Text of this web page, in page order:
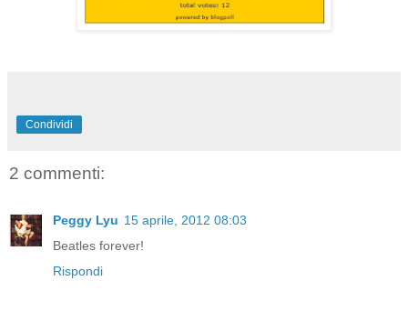
Condividi
2 commenti:
Peggy Lyu 15 aprile, 2012 08:03
Beatles forever!
Rispondi